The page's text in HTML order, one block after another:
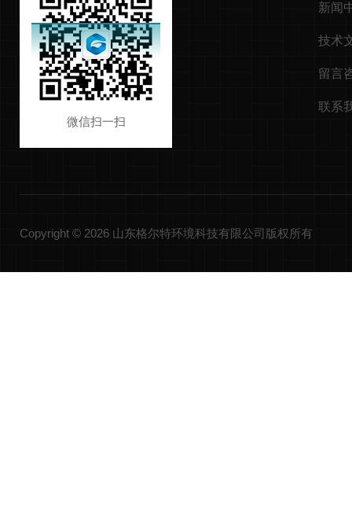
微信扫一扫
新闻
技术
留言
联系
Copyright © 2026 山东格尔特环境科技有限公司版权所有